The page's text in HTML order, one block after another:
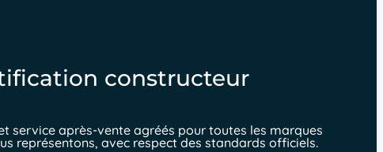
constructeur
service après-vente agréés pour toutes les marques
représentons, avec respect des standards officiels.